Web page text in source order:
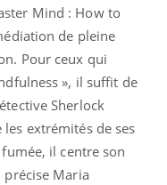
Mind : How to
de pleine
Pour ceux qui
», il suffit de
Sherlock
extrémités de ses
il centre son
Maria